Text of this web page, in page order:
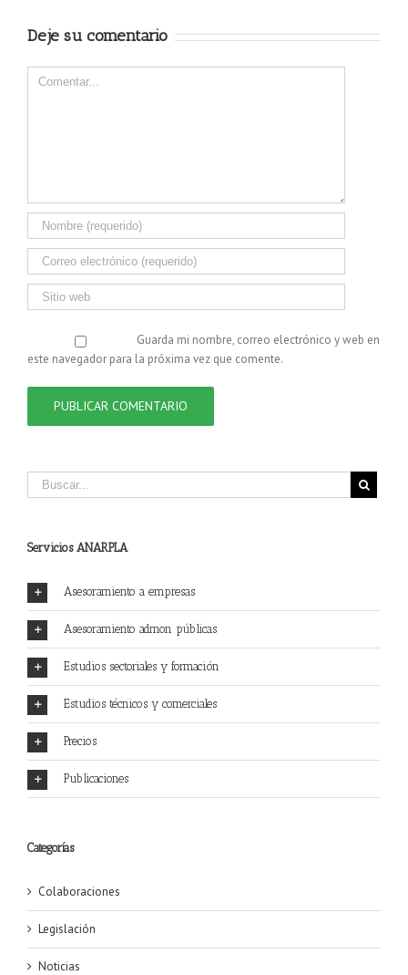
PRE en Valencia
Deje su comentario
Comentar
Guarda mi nombre, correo electrónico y web en
este navegador para la próxima vez que comente.
Servicios ANARPLA
Asesoramiento a empresas
Asesoramiento admon públicas
Estudios sectoriales y formación
Estudios técnicos y comerciales
Precios
Publicaciones
Categorías
Colaboraciones
Legislación
Noticias